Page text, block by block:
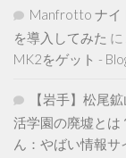
Manfrotto ナイ
を導入してみた に
MK2をゲット -
【岩手】松尾
活学園の廃墟とは
ん：やばい情報サ